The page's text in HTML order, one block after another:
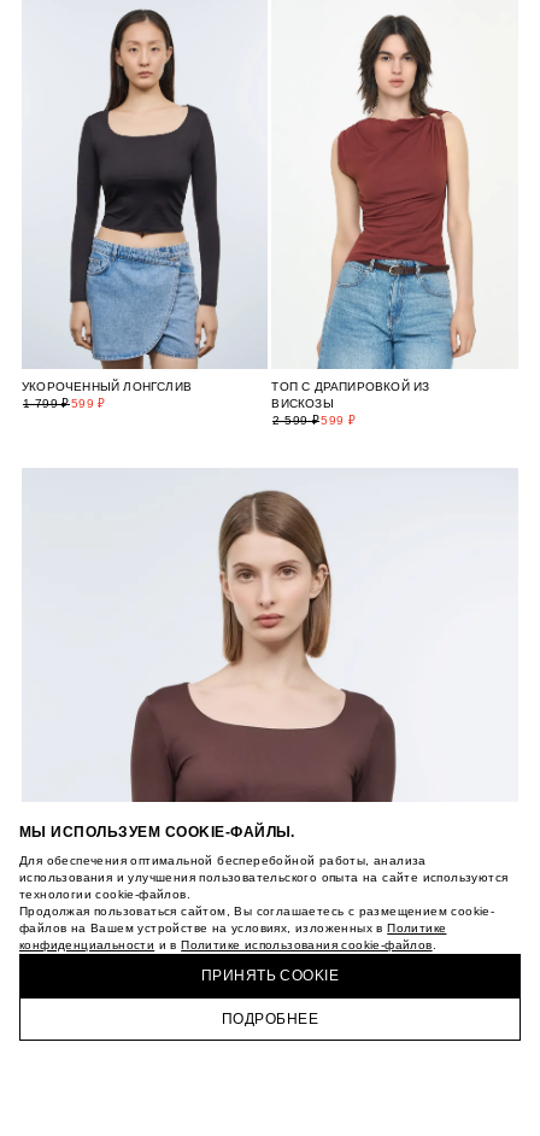
УКОРОЧЕННЫЙ ЛОНГСЛИВ
599 ₽
1 799 ₽
ТОП С ДРАПИРОВКОЙ ИЗ
ВИСКОЗЫ
599 ₽
2 599 ₽
МЫ ИСПОЛЬЗУЕМ COOKIE-ФАЙЛЫ.
Для обеспечения оптимальной бесперебойной работы, анализа
использования и улучшения пользовательского опыта на сайте используются
технологии cookie-файлов.
Продолжая пользоваться сайтом, Вы соглашаетесь с размещением cookie-
файлов на Вашем устройстве на условиях, изложенных вПолитике
конфиденциальности и вПолитике использования cookie-файлов
ПРИНЯТЬ COOKIE
ПОДРОБНЕЕ
ГЛАВНАЯ КАТАЛОГ КОРЗИНА ПРОФИЛЬ